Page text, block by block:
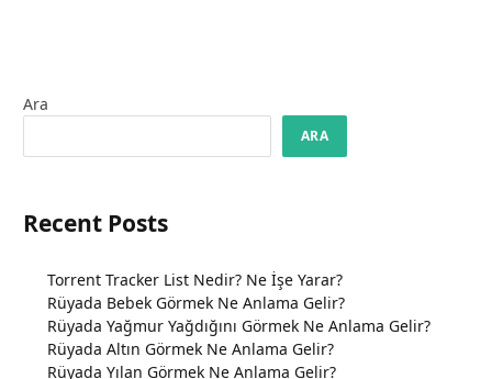
Ara
ARA
Recent Posts
Torrent Tracker List Nedir? Ne İşe Yarar?
Rüyada Bebek Görmek Ne Anlama Gelir?
Rüyada Yağmur Yağdığını Görmek Ne Anlama Gelir?
Rüyada Altın Görmek Ne Anlama Gelir?
Rüyada Yılan Görmek Ne Anlama Gelir?